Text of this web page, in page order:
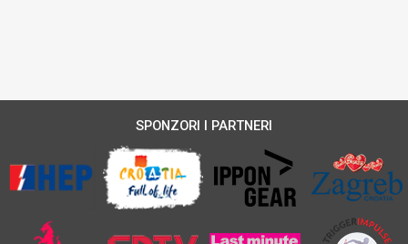
SPONZORI I PARTNERI